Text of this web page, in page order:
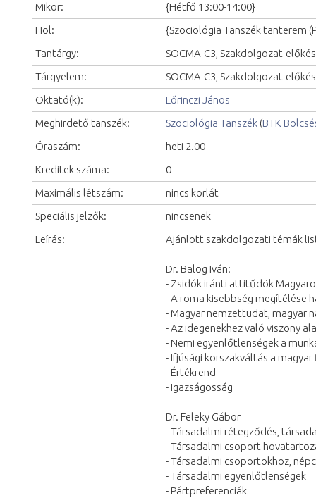
Mikor:
{Hétfő 13:00-14:00}
Hol:
{Szociológia Tanszék tanterem
Tantárgy:
SOCMA-C3, Szakdolgozat-
Tárgyelem:
SOCMA-C3, Szakdolgozat-
Oktató(k):
Lőrinczi János
Meghirdető tanszék:
Szociológia Tanszék (BTK
Óraszám:
heti 2.00
Kreditek száma:
0
Maximális létszám:
nincs korlát
Speciális jelzők:
nincsenek
Leírás:
Ajánlott szakdolgozati témák
Dr. Balog Iván:
- Zsidók iránti attitűdök
- A roma kisebbség megítélése
- Magyar nemzettudat, magyar
- Az idegenekhez való viszony
- Nemi egyenlőtlenségek a
- Ifjúsági korszakváltás a
- Értékrend
- Igazságosság
Dr. Feleky Gábor
- Társadalmi rétegződés,
- Társadalmi csoport
- Társadalmi csoportokhoz,
- Társadalmi egyenlőtlenségek
- Pártpreferenciák